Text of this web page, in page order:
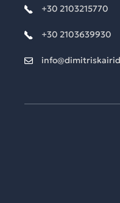
+30 2103215770
+30 2103639930